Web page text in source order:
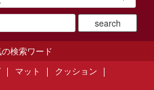
の検索ワード
マット
クッション